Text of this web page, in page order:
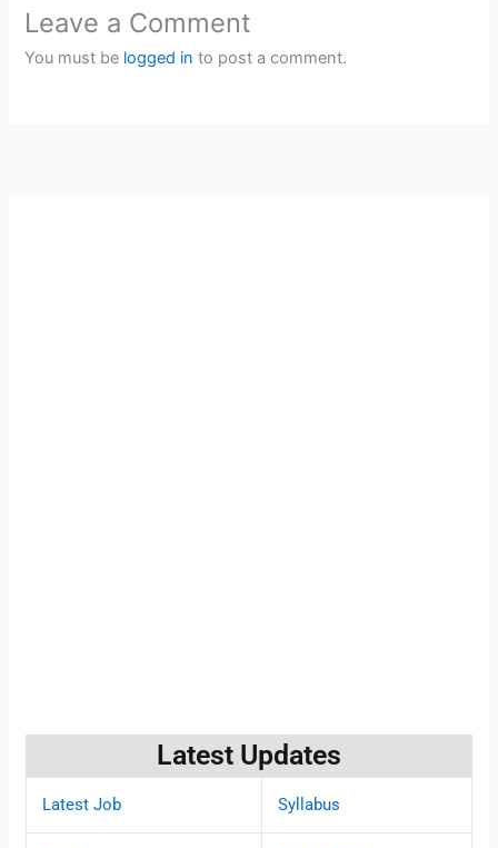
Leave a Comment
You must be logged in to post a comment.
Latest Updates
Latest Job Syllabus